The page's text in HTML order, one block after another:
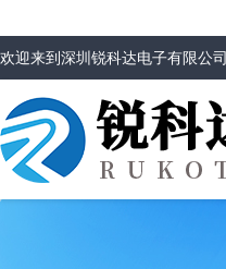
欢迎来到深圳锐科达电子有限公司